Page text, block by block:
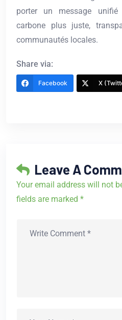
porter un message unifié
carbone plus juste,
communautés locales.
Share via:
Facebook X
Leave A
Your email address will not
fields are marked *